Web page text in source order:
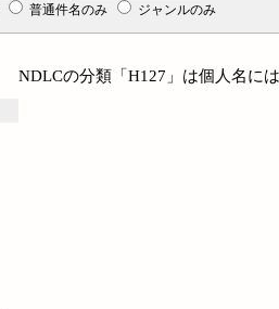
普通件名のみ ジャンルのみ
NDLCの分類「H127」は個人名に